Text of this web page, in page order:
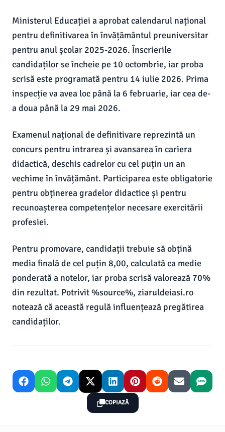
Ministerul Educației a aprobat calendarul național
pentru definitivarea în învățământul preuniversitar
pentru anul școlar 2025-2026. Înscrierile
candidaților se încheie pe 10 octombrie, iar proba
scrisă este programată pentru 14 iulie 2026. Prima
inspecție va avea loc până la 6 februarie, iar cea de-
a doua până la 29 mai 2026.
Examenul național de definitivare reprezintă un
concurs pentru intrarea și avansarea în cariera
didactică, deschis cadrelor cu cel puțin un an
vechime în învățământ. Participarea este obligatorie
pentru obținerea gradelor didactice și pentru
recunoașterea competențelor necesare exercitării
profesiei.
Pentru promovare, candidații trebuie să obțină
media finală de cel puțin 8,00, calculată ca medie
ponderată a notelor, iar proba scrisă valorează 70%
din rezultat. Potrivit %source%, ziaruldeiasi.ro
notează că această regulă influențează pregătirea
candidaților.
COPIAZĂ